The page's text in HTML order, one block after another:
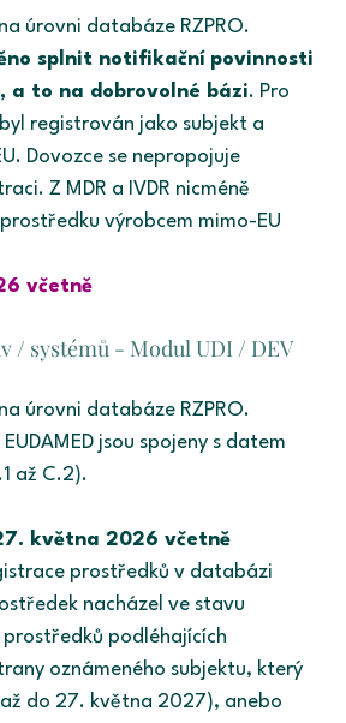
úrovni databáze RZPRO.
splnit notifikační povinnosti
a to na dobrovolné bázi. Pro
registrován jako subjekt a
Dovozce se nepropojuje
Z MDR a IVDR nicméně
výrobcem mimo-EU
včetně
/ systémů - Modul UDI / DEV
úrovni databáze RZPRO.
jsou spojeny s datem
až C.2).
května 2026 včetně
prostředků v databázi
nacházel ve stavu
podléhajících
oznámeného subjektu, který
do 27. května 2027), anebo